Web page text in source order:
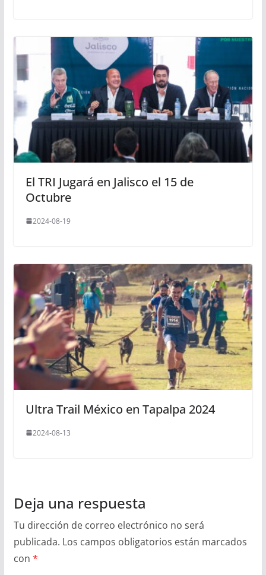
El TRI Jugará en Jalisco el 15 de
Octubre
2024-08-19
Ultra Trail México en Tapalpa 2024
2024-08-13
Deja una respuesta
Tu dirección de correo electrónico no será
publicada. Los campos obligatorios están marcados
con *